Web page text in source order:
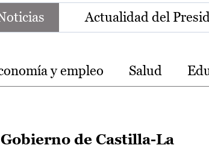
Actualidad del
y empleo Salud
de Castilla-La